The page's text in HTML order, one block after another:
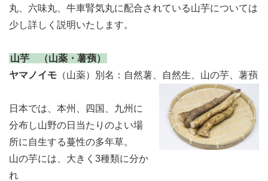
丸、六味丸、牛車腎気丸に配合されている山芋については
少し詳しく説明いたします。
山芋 （山薬・薯蕷）
ヤマノイモ （山薬）別名：自然薯、自然生、山の芋、薯蕷
日本では、本州、四国、九州に
分布し山野の日当たりのよい場
所に自生する蔓性の多年草。
山の芋には、大きく3種類に分か
れ